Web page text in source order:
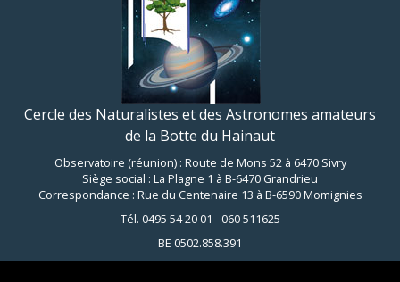
Cercle des Naturalistes et des Astronomes amateurs
de la Botte du Hainaut
Observatoire (réunion) : Route de Mons 52 à 6470 Sivry
Siège social : La Plagne 1 à B-6470 Grandrieu
Correspondance : Rue du Centenaire 13 à B-6590 Momignies
Tél. 0495 54 20 01 - 060 511625
BE 0502.858.391